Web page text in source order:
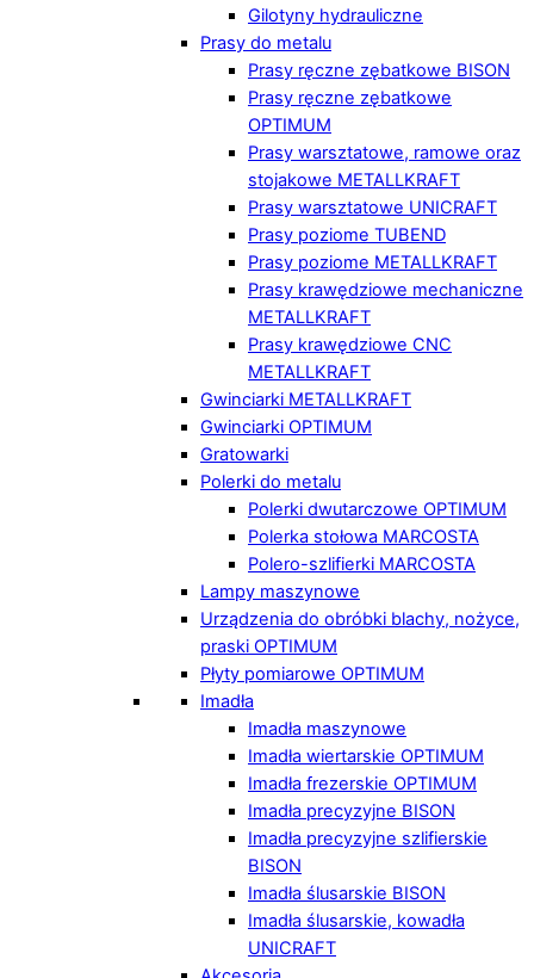
Gilotyny hydrauliczne
Prasy do metalu
Prasy ręczne zębatkowe BISON
Prasy ręczne zębatkowe
OPTIMUM
Prasy warsztatowe, ramowe oraz
stojakowe METALLKRAFT
Prasy warsztatowe UNICRAFT
Prasy poziome TUBEND
Prasy poziome METALLKRAFT
Prasy krawędziowe mechaniczne
METALLKRAFT
Prasy krawędziowe CNC
METALLKRAFT
Gwinciarki METALLKRAFT
Gwinciarki OPTIMUM
Gratowarki
Polerki do metalu
Polerki dwutarczowe OPTIMUM
Polerka stołowa MARCOSTA
Polero-szlifierki MARCOSTA
Lampy maszynowe
Urządzenia do obróbki blachy, nożyce,
praski OPTIMUM
Płyty pomiarowe OPTIMUM
Imadła
Imadła maszynowe
Imadła wiertarskie OPTIMUM
Imadła frezerskie OPTIMUM
Imadła precyzyjne BISON
Imadła precyzyjne szlifierskie
BISON
Imadła ślusarskie BISON
Imadła ślusarskie, kowadła
UNICRAFT